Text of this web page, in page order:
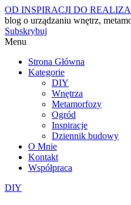
OD INSPIRACJI DO
blog o urządzaniu wnętrz,
Subskrybuj
Menu
Strona Główna
Kategorie
DIY
Wnętrza
Metamorfozy
Ogród
Inspiracje
Dziennik budowy
O Mnie
Kontakt
Współpraca
DIY